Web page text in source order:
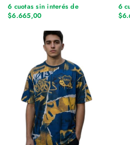
6 cuotas sin interés de
$6.665,00
6